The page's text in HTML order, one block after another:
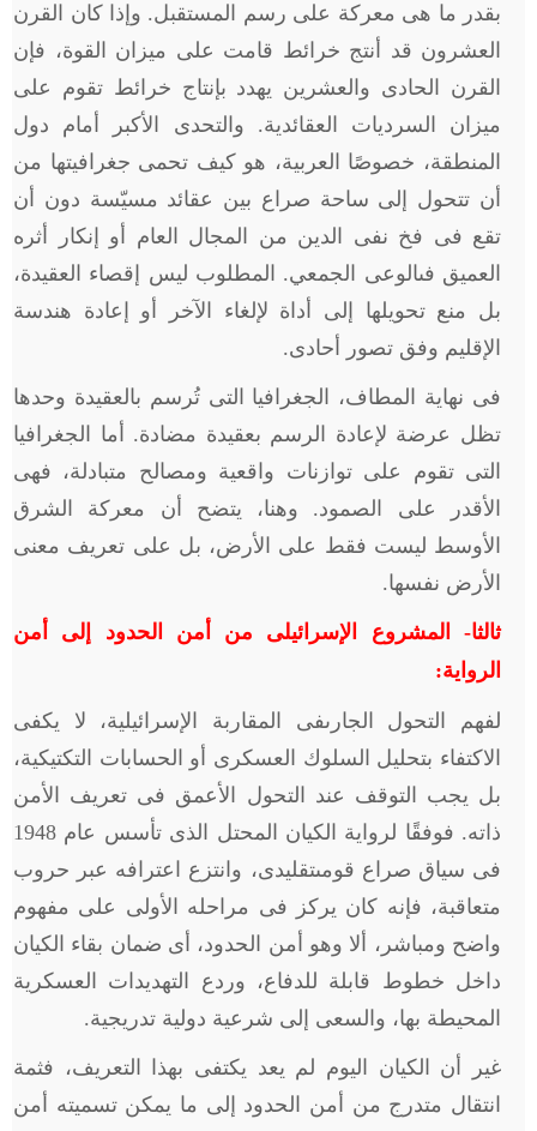
بقدر ما هى معركة على رسم المستقبل. وإذا كان القرن
العشرون قد أنتج خرائط قامت على ميزان القوة، فإن
القرن الحادى والعشرين يهدد بإنتاج خرائط تقوم على
ميزان السرديات العقائدية. والتحدى الأكبر أمام دول
المنطقة، خصوصًا العربية، هو كيف تحمى جغرافيتها من
أن تتحول إلى ساحة صراع بين عقائد مسيّسة دون أن
تقع فى فخ نفى الدين من المجال العام أو إنكار أثره
العميق فىالوعى الجمعي. المطلوب ليس إقصاء العقيدة،
بل منع تحويلها إلى أداة لإلغاء الآخر أو إعادة هندسة
الإقليم وفق تصور أحادى.
فى نهاية المطاف، الجغرافيا التى تُرسم بالعقيدة وحدها
تظل عرضة لإعادة الرسم بعقيدة مضادة. أما الجغرافيا
التى تقوم على توازنات واقعية ومصالح متبادلة، فهى
الأقدر على الصمود. وهنا، يتضح أن معركة الشرق
الأوسط ليست فقط على الأرض، بل على تعريف معنى
الأرض نفسها.
ثالثا- المشروع الإسرائيلى من أمن الحدود إلى أمن
الرواية:
لفهم التحول الجارىفى المقاربة الإسرائيلية، لا يكفى
الاكتفاء بتحليل السلوك العسكرى أو الحسابات التكتيكية،
بل يجب التوقف عند التحول الأعمق فى تعريف الأمن
ذاته. فوفقًا لرواية الكيان المحتل الذى تأسس عام 1948
فى سياق صراع قومىتقليدى، وانتزع اعترافه عبر حروب
متعاقبة، فإنه كان يركز فى مراحله الأولى على مفهوم
واضح ومباشر، ألا وهو أمن الحدود، أى ضمان بقاء الكيان
داخل خطوط قابلة للدفاع، وردع التهديدات العسكرية
المحيطة بها، والسعى إلى شرعية دولية تدريجية.
غير أن الكيان اليوم لم يعد يكتفى بهذا التعريف، فثمة
انتقال متدرج من أمن الحدود إلى ما يمكن تسميته أمن